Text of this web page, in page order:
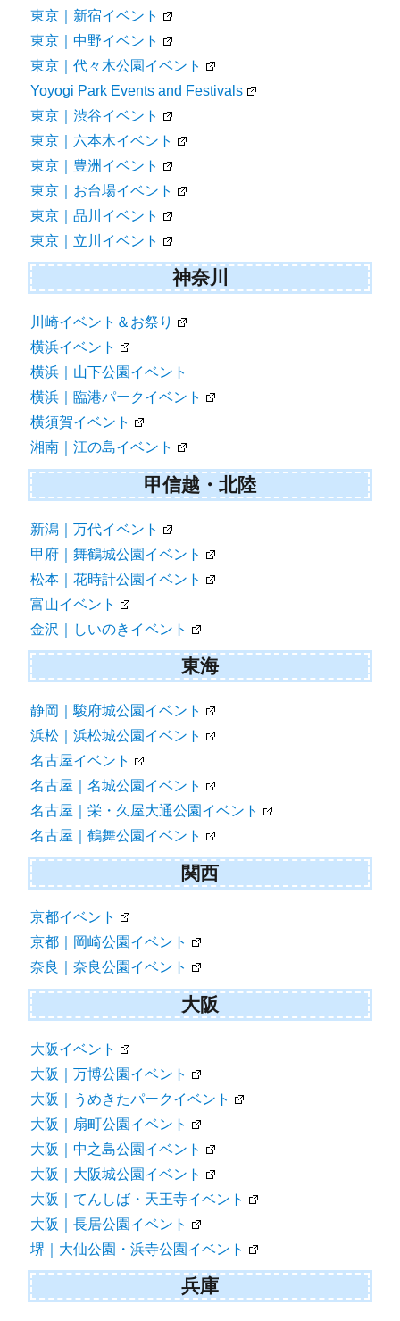
東京｜新宿イベント
東京｜中野イベント
東京｜代々木公園イベント
Yoyogi Park Events and Festivals
東京｜渋谷イベント
東京｜六本木イベント
東京｜豊洲イベント
東京｜お台場イベント
東京｜品川イベント
東京｜立川イベント
神奈川
川崎イベント＆お祭り
横浜イベント
横浜｜山下公園イベント
横浜｜臨港パークイベント
横須賀イベント
湘南｜江の島イベント
甲信越・北陸
新潟｜万代イベント
甲府｜舞鶴城公園イベント
松本｜花時計公園イベント
富山イベント
金沢｜しいのきイベント
東海
静岡｜駿府城公園イベント
浜松｜浜松城公園イベント
名古屋イベント
名古屋｜名城公園イベント
名古屋｜栄・久屋大通公園イベント
名古屋｜鶴舞公園イベント
関西
京都イベント
京都｜岡崎公園イベント
奈良｜奈良公園イベント
大阪
大阪イベント
大阪｜万博公園イベント
大阪｜うめきたパークイベント
大阪｜扇町公園イベント
大阪｜中之島公園イベント
大阪｜大阪城公園イベント
大阪｜てんしば・天王寺イベント
大阪｜長居公園イベント
堺｜大仙公園・浜寺公園イベント
兵庫